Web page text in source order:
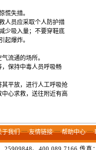
慌失措。
人员应采取个人防护措
少吸入量；不要穿鞋底
起爆炸。
流通的场所。
保持中毒人员呼吸畅
平放，进行人工呼吸抢
心求救，送往附近有高
于我们┈友情链接┈帮助中心┈